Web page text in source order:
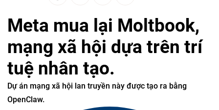
Meta mua lại Moltbook,
mạng xã hội dựa trên trí
tuệ nhân tạo.
Dự án mạng xã hội lan truyền này được tạo ra bằng
OpenClaw.